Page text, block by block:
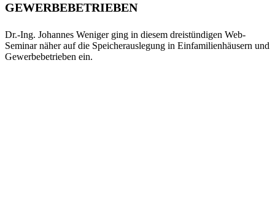
GEWERBEBETRIEBEN
Dr.-Ing. Johannes Weniger ging in diesem dreistündigen Web-
Seminar näher auf die Speicherauslegung in Einfamilienhäusern und
Gewerbebetrieben ein.